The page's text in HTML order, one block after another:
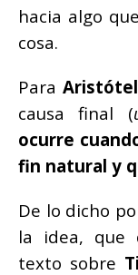
hacia algo
cosa.
Para
causa final (
ocurre
fin natural y
De lo dicho
la idea, que
texto sobre